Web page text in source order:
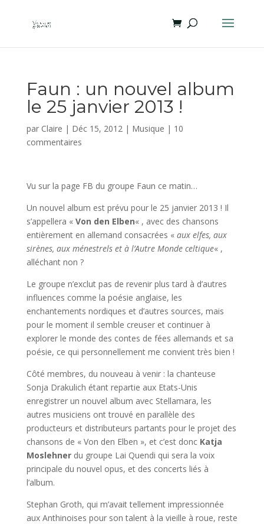
Faun : un nouvel album
le 25 janvier 2013 !
par Claire | Déc 15, 2012| Musique | 10
commentaires
Vu sur la page FB du groupe Faun ce matin…
Un nouvel album est prévu pour le 25 janvier 2013 ! Il
s’appellera « Von den Elben« , avec des chansons
entièrement en allemand consacrées « aux elfes, aux
sirènes, aux ménestrels et à l’Autre Monde celtique« ,
alléchant non ?
Le groupe n’exclut pas de revenir plus tard à d’autres
influences comme la poésie anglaise, les
enchantements nordiques et d’autres sources, mais
pour le moment il semble creuser et continuer à
explorer le monde des contes de fées allemands et sa
poésie, ce qui personnellement me convient très bien !
Côté membres, du nouveau à venir : la chanteuse
Sonja Drakulich étant repartie aux Etats-Unis
enregistrer un nouvel album avec Stellamara, les
autres musiciens ont trouvé en parallèle des
producteurs et distributeurs partants pour le projet des
chansons de « Von den Elben », et c’est donc Katja
Moslehnerdu groupe Lai Quendi qui sera la voix
principale du nouvel opus, et des concerts liés à
l’album.
Stephan Groth, qui m’avait tellement impressionnée
aux Anthinoises pour son talent à la vieille à roue, reste